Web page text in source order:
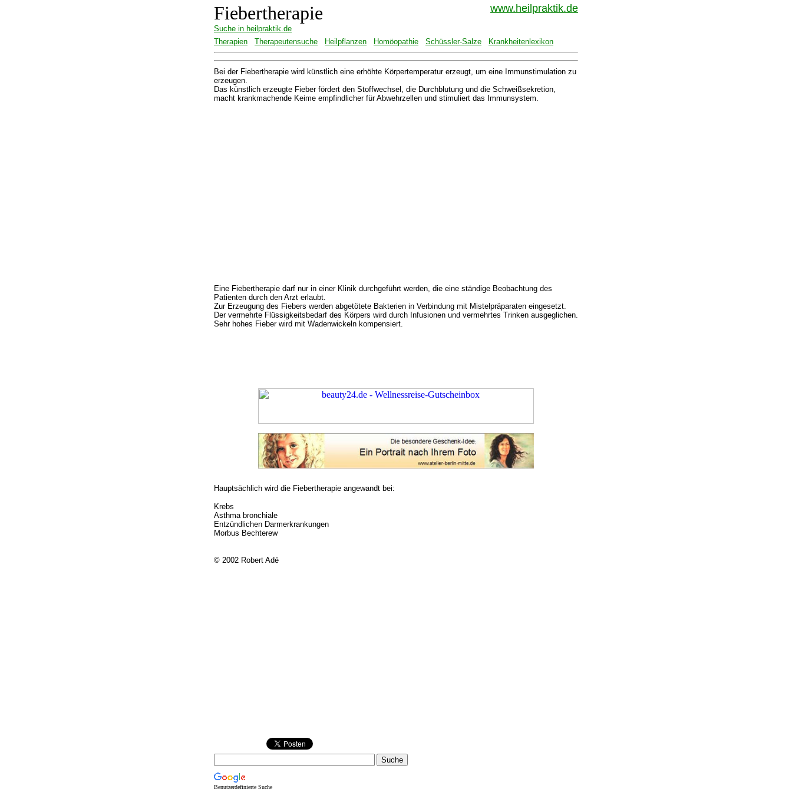
Fiebertherapie
Suche in heilpraktik.de
www.heilpraktik.de
Therapien Therapeutensuche Heilpflanzen Homöopathie Schüssler-Salze Krankheitenlexikon
Bei der Fiebertherapie wird künstlich eine erhöhte Körpertemperatur erzeugt, um eine Immunstimulation zu
erzeugen.
Das künstlich erzeugte Fieber fördert den Stoffwechsel, die Durchblutung und die Schweißsekretion,
macht krankmachende Keime empfindlicher für Abwehrzellen und stimuliert das Immunsystem.
Eine Fiebertherapie darf nur in einer Klinik durchgeführt werden, die eine ständige Beobachtung des
Patienten durch den Arzt erlaubt.
Zur Erzeugung des Fiebers werden abgetötete Bakterien in Verbindung mit Mistelpräparaten eingesetzt.
Der vermehrte Flüssigkeitsbedarf des Körpers wird durch Infusionen und vermehrtes Trinken ausgeglichen.
Sehr hohes Fieber wird mit Wadenwickeln kompensiert.
Hauptsächlich wird die Fiebertherapie angewandt bei:
Krebs
Asthma bronchiale
Entzündlichen Darmerkrankungen
Morbus Bechterew
© 2002 Robert Adé
Benutzerdefinierte Suche